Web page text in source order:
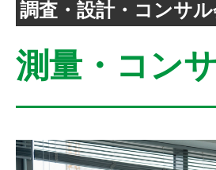
調査・設計・コンサ
測量・コン